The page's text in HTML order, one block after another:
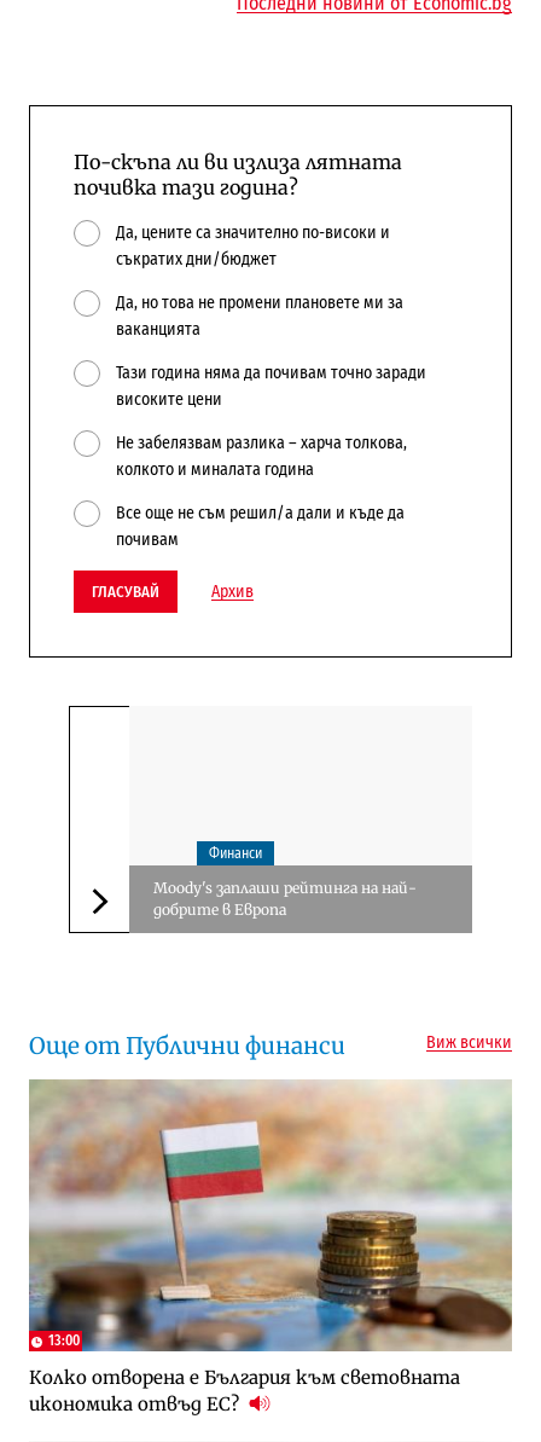
По-скъпа ли ви излиза лятната
почивка тази година?
Да, цените са значително по-високи и
съкратих дни/бюджет
Да, но това не промени плановете ми за
ваканцията
Тази година няма да почивам точно заради
високите цени
Не забелязвам разлика – харча толкова,
колкото и миналата година
Все още не съм решил/а дали и къде да
почивам
ГЛАСУВАЙ Архив
Следваща новина
Финанси
Moody's заплаши рейтинга на най-
добрите в Европа
Още от Публични финанси Виж всички
13:00
Колко отворена е България към световната
икономика отвъд ЕС?